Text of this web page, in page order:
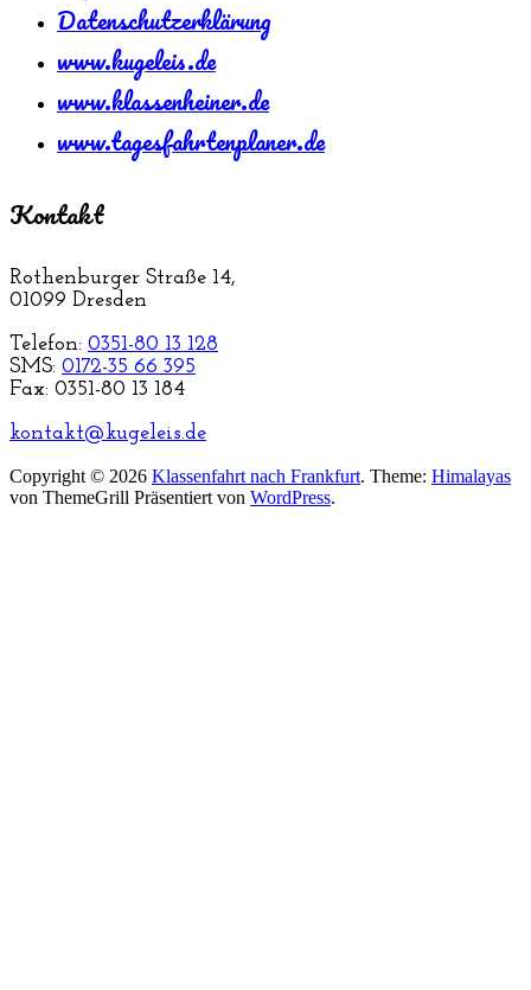
Datenschutzerklärung
www.kugeleis.de
www.klassenheiner.de
www.tagesfahrtenplaner.de
Kontakt
Rothenburger Straße 14,
01099 Dresden
Telefon: 0351-80 13 128
SMS: 0172-35 66 395
Fax: 0351-80 13 184
kontakt@kugeleis.de
Copyright © 2026 Klassenfahrt nach Frankfurt. Theme: Himalayas
von ThemeGrill Präsentiert von WordPress.